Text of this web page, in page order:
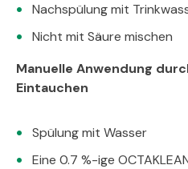
Nachspülung mit
Nicht mit Säure mischen
Manuelle Anwendung
Eintauchen
Spülung mit Wasser
Eine 0.7 %-ige